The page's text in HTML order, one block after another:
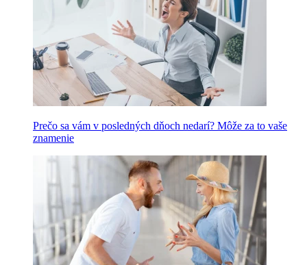
Prečo sa vám v posledných dňoch nedarí? Môže za to vaše
znamenie